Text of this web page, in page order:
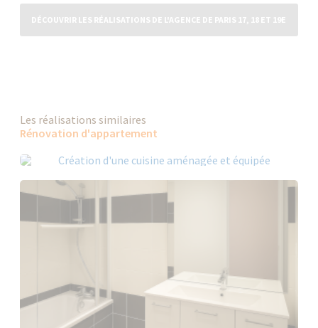
DÉCOUVRIR LES RÉALISATIONS DE L'AGENCE DE PARIS 17, 18 ET 19E
Les réalisations similaires
Rénovation d'appartement